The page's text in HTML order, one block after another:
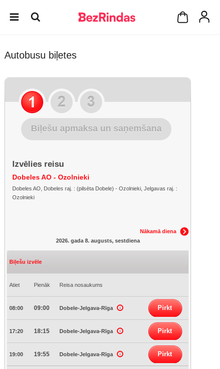
Autobusu biļetes
Biļešu apmaksa un saņemšana
Izvēlies reisu
Dobeles AO - Ozolnieki
Dobeles AO, Dobeles raj. : (pilsēta Dobele) - Ozolnieki, Jelgavas raj. :
Ozolnieki
Nākamā diena
2026. gada 8. augusts, sestdiena
Biļešu izvēle
Atiet Pienāk Reisa nosaukums
08:00 09:00 Dobele-Jelgava-Rīga Pirkt
17:20 18:15 Dobele-Jelgava-Rīga Pirkt
19:00 19:55 Dobele-Jelgava-Rīga Pirkt